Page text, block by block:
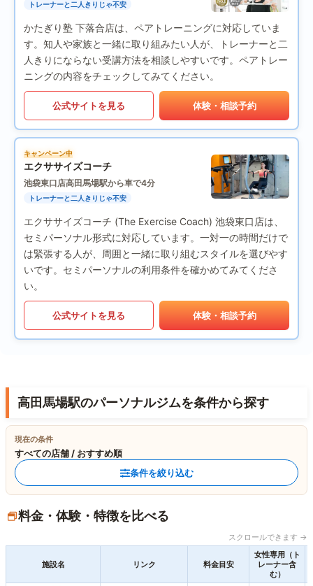
トレーナーと二人きりじゃ不安
かたぎり塾 下落合店は、ペアトレーニングに対応していま
す。知人や家族と一緒に取り組みたい人が、トレーナーと二
人きりにならない受講方法を相談しやすいです。ペアトレー
ニングの内容をチェックしてみてください。
公式サイトを見る 体験・相談予約
キャンペーン中
エクササイズコーチ
池袋東口店高田馬場駅から車で4分
トレーナーと二人きりじゃ不安
エクササイズコーチ (The Exercise Coach) 池袋東口店は、
セミパーソナル形式に対応しています。一対一の時間だけで
は緊張する人が、周囲と一緒に取り組むスタイルを選びやす
いです。セミパーソナルの利用条件を確かめてみてくださ
い。
公式サイトを見る 体験・相談予約
高田馬場駅のパーソナルジムを条件から探す
現在の条件
すべての店舗 / おすすめ順
条件を絞り込む
料金・体験・特徴を比べる
スクロールできます →
施設名 リンク 料金目安
女性専用（ト
レーナー含
む）